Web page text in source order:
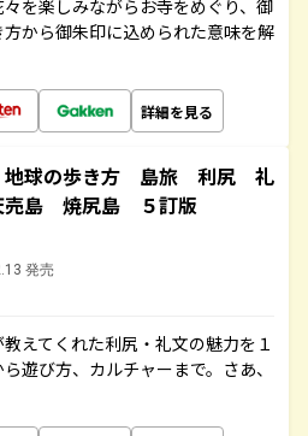
を楽しみながらお寺をめぐり、御
から御朱印に込められた意味を解
詳細を見る
球の歩き方 島旅 利尻 礼
島 焼尻島 ５訂版
発売
えてくれた利尻・礼文の魅力を１
遊び方、カルチャーまで。さあ、